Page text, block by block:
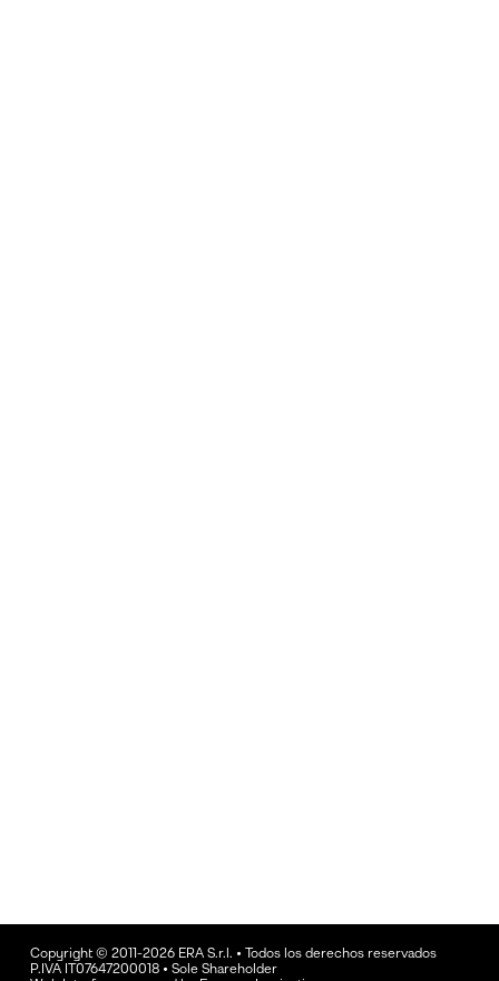
Copyright © 2011-2026 ERA S.r.l. • Todos los derechos reservados
P.IVA IT07647200018 • Sole Shareholder